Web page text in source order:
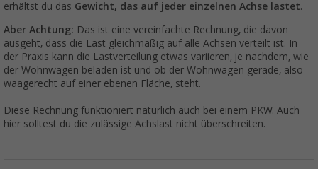
erhältst du das Gewicht, das auf jeder einzelnen Achse lastet.
Aber Achtung: Das ist eine vereinfachte Rechnung, die davon
ausgeht, dass die Last gleichmäßig auf alle Achsen verteilt ist. In
der Praxis kann die Lastverteilung etwas variieren, je nachdem, wie
der Wohnwagen beladen ist und ob der Wohnwagen gerade, also
waagerecht auf einer ebenen Fläche, steht.
Diese Rechnung funktioniert natürlich auch bei einem PKW. Auch
hier solltest du die zulässige Achslast nicht überschreiten.